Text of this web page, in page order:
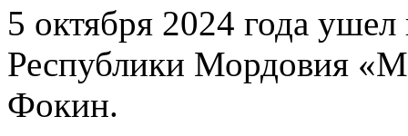
5 октября 2024 года
Республики Мордовия
Фокин.